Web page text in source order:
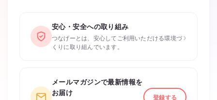
安心・安全への取り組み
つなげーとは、安心してご利用いただける環境づ
くりに取り組んでいます。
›
メールマガジンで最新情報を
お届け
登録する